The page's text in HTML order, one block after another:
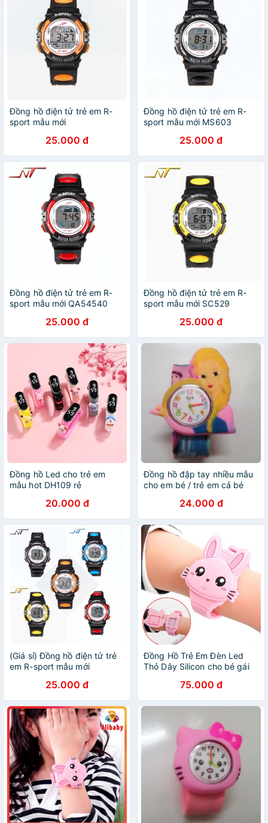
Đồng hồ điện tử trẻ em R-
sport mẫu mới
25.000 đ
Đồng hồ điện tử trẻ em R-
sport mẫu mới MS603
25.000 đ
Đồng hồ điện tử trẻ em R-
sport mẫu mới QA54540
25.000 đ
Đồng hồ điện tử trẻ em R-
sport mẫu mới SC529
25.000 đ
Đồng hồ Led cho trẻ em
mẫu hot DH109 rẻ
20.000 đ
Đồng hồ đập tay nhiều mẫu
cho em bé / trẻ em cả bé
24.000 đ
(Giá sỉ) Đồng hồ điện tử trẻ
em R-sport mẫu mới
25.000 đ
Đồng Hồ Trẻ Em Đèn Led
Thỏ Dây Silicon cho bé gái
75.000 đ